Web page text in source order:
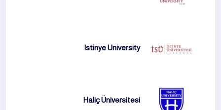
Istinye University
Haliç Üniversitesi